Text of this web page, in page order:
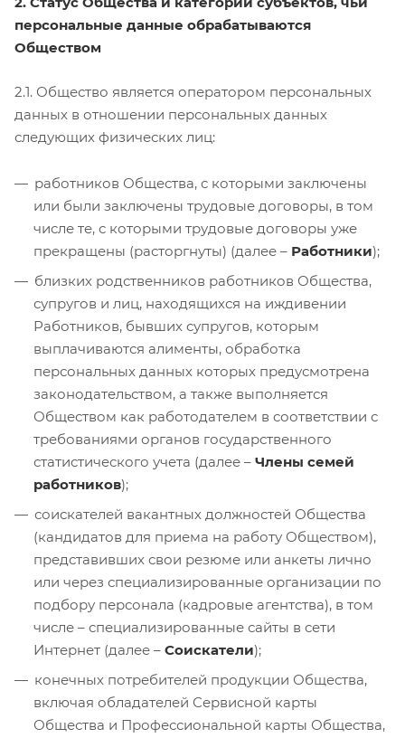
персональные данные обрабатываются
Обществом
2.1. Общество является оператором персональных
данных в отношении персональных данных
следующих физических лиц:
работников Общества, с которыми заключены
или были заключены трудовые договоры, в том
числе те, с которыми трудовые договоры уже
прекращены (расторгнуты) (далее – Работники);
близких родственников работников Общества,
супругов и лиц, находящихся на иждивении
Работников, бывших супругов, которым
выплачиваются алименты, обработка
персональных данных которых предусмотрена
законодательством, а также выполняется
Обществом как работодателем в соответствии с
требованиями органов государственного
статистического учета (далее – Члены семей
работников);
соискателей вакантных должностей Общества
(кандидатов для приема на работу Обществом),
представивших свои резюме или анкеты лично
или через специализированные организации по
подбору персонала (кадровые агентства), в том
числе – специализированные сайты в сети
Интернет (далее – Соискатели);
конечных потребителей продукции Общества,
включая обладателей Сервисной карты
Общества и Профессиональной карты Общества,